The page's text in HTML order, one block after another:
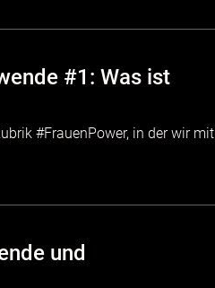
#1: Was ist
#FrauenPower, in der wir mit
und